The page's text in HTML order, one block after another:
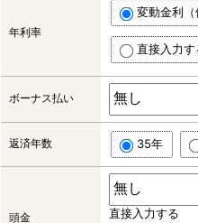
年利率
変動金利
直接入力す
ボーナス払い
返済年数 35年
頭金 直接入力する